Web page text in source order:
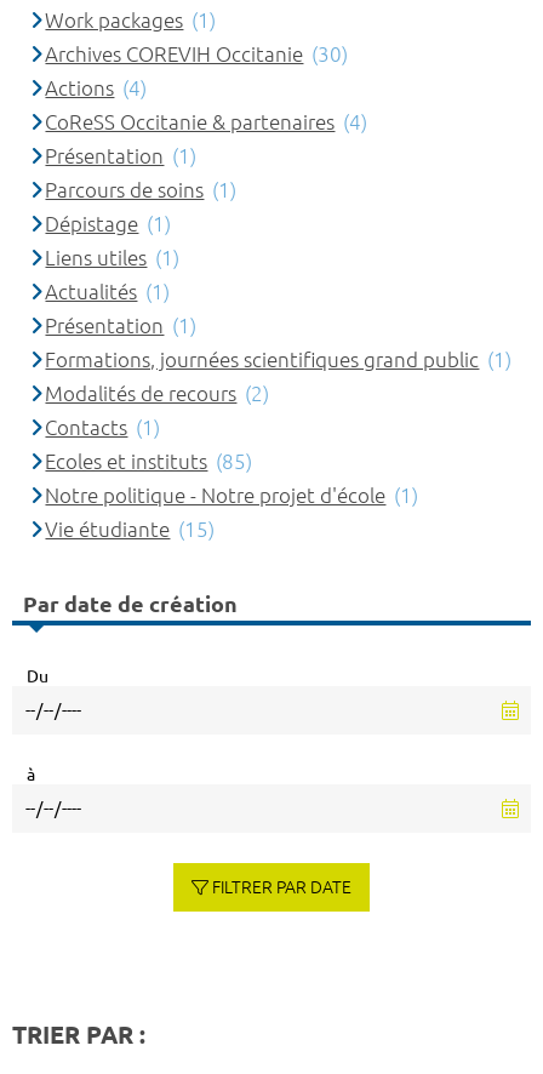
Work packages (1)
Archives COREVIH Occitanie (30)
Actions (4)
CoReSS Occitanie & partenaires (4)
Présentation (1)
Parcours de soins (1)
Dépistage (1)
Liens utiles (1)
Actualités (1)
Présentation (1)
Formations, journées scientifiques grand public (1)
Modalités de recours (2)
Contacts (1)
Ecoles et instituts (85)
Notre politique - Notre projet d'école (1)
Vie étudiante (15)
Par date de création
Du
à
FILTRER PAR DATE
TRIER PAR :